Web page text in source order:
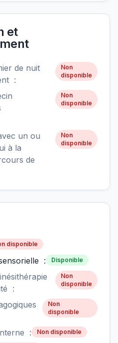
et
de nuit
:
Non
disponible
Non
disponible
un ou
à la
de
Non
disponible
disponible
: Disponible
:
Non
disponible
Non
disponible
: Non disponible